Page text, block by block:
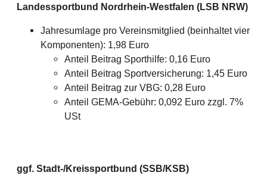
Landessportbund Nordrhein-Westfalen (LSB NRW)
Jahresumlage pro Vereinsmitglied (beinhaltet vier
Komponenten): 1,98 Euro
Anteil Beitrag Sporthilfe: 0,16 Euro
Anteil Beitrag Sportversicherung: 1,45 Euro
Anteil Beitrag zur VBG: 0,28 Euro
Anteil GEMA-Gebühr: 0,092 Euro zzgl. 7%
USt
ggf. Stadt-/Kreissportbund (SSB/KSB)